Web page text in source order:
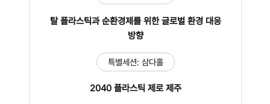
탈 플라스틱과 순환경제를 위한 글로벌 환경 대응
방향
특별세션: 삼다홀
2040 플라스틱 제로 제주